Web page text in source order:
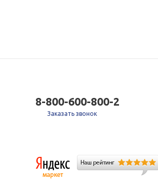
8-800-600-800-2
Заказать звонок